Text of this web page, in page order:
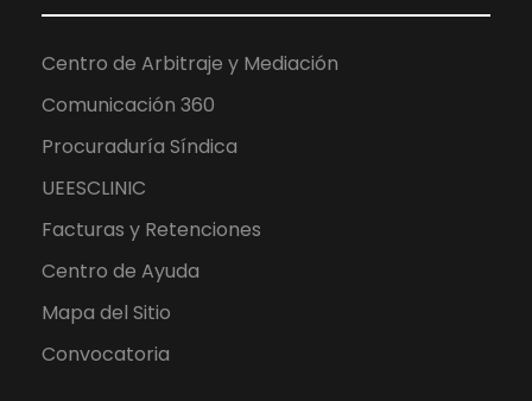
Centro de Arbitraje y Mediación
Comunicación 360
Procuraduría Síndica
UEESCLINIC
Facturas y Retenciones
Centro de Ayuda
Mapa del Sitio
Convocatoria